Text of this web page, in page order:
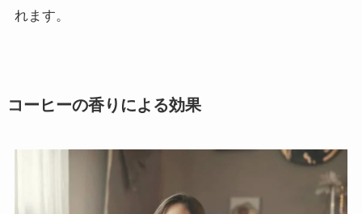
れます。
コーヒーの香りによる効果